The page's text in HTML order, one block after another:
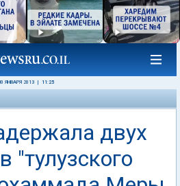
ЯНВАРЯ 2013 11:25
двух
"тулузского